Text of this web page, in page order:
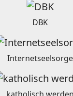
DBK
Internetseelsorge
katholisch werden